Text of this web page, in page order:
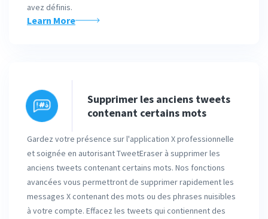
avez définis.
Learn More
Supprimer les anciens tweets
contenant certains mots
Gardez votre présence sur l'application X professionnelle
et soignée en autorisant TweetEraser à supprimer les
anciens tweets contenant certains mots. Nos fonctions
avancées vous permettront de supprimer rapidement les
messages X contenant des mots ou des phrases nuisibles
à votre compte. Effacez les tweets qui contiennent des